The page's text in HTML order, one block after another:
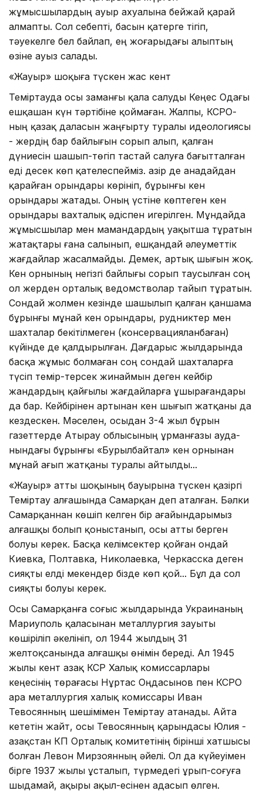
жұмысшылардың ауыр ахуалына бейжай қарай
алмапты. Сол себепті, басын қатерге тігіп,
тәуекелге бел байлап, ең жоғарыдағы алыптың
өзіне ауыз салады.
«Жауыр» шоқыға түскен жас кент
Теміртауда осы заманғы қала салуды Кеңес Одағы
ешқашан күн тәртібіне қоймаған. Жалпы, КСРО-
ның қазақ даласын жаң­ғыр­ту туралы идеологиясы
- жер­дің бар байлығын сорып алып, қалған
дүниесін шашып-төгіп тастай салуға бағытталған
еді десек көп қателеспейміз. Қа­зір де анадайдан
қарайған орын­дары көрініп, бұрынғы кен
орындары жатады. Оның үстіне көптеген кен
орындары вахталық әдіспен игерілген. Мұндайда
жұмысшылар мен мамандардың уақытша тұратын
жатақтары ғана салынып, ешқандай әлеуметтік
жағдайлар жасалмайды. Демек, артық шығын жоқ.
Кен орнының негізгі байлығы сорып таусылған соң
ол жерден орталық ведомстволар тайып тұратын.
Сон­дай жолмен кезінде шашылып­ қалған қаншама
бұрынғы мұ­най кен орындары, рудниктер­ мен
шахталар бекітілмеген (кон­сер­вацияланбаған)
күйінде де қал­ды­рылған. Дағдарыс жылдарын­да
басқа жұмыс болмаған соң сон­дай шахталарға
түсіп темір-терсек жинаймын деген кейбір
жандардың қайғылы жағдайларға ұшырағандары
да бар. Кейбірінен артынан кен шығып жатқаны да
кездескен. Мәселен, осыдан 3-4 жыл бұрын
газеттерде Аты­рау облысының Құрманғазы ауда­
нындағы бұрынғы «Бурылбай­тал» кен орнынан
мұнай ағып жатқаны туралы айтылды...
«Жауыр» атты шоқының бау­ырына түскен қазіргі
Теміртау алғашында Самарқан деп аталған. Бәлки
Самарқаннан көшіп келген бір ағайындарымыз
алғашқы болып қоныстанып, осы атты берген
болуы керек. Басқа келімсектер қойған ондай
Киевка, Полтавка, Николаевка, Черкасска деген
сияқ­ты елді мекендер бізде көп қой... Бұл да сол
сияқты болуы керек.
Осы Самарқанға соғыс жылдарында Украинаның
Мариуполь қаласынан металлургия зауыты
көшіріліп әкелініп, ол 1944 жыл­дың 31
желтоқсанында алғашқы өні­мін береді. Ал 1945
жылы кент Қазақ КСР Халық комиссарлары
кеңесінің төрағасы Нұртас Оңдасынов пен КСРО
Қара металлургия халық комиссары Иван
Тевосянның шешімімен Темір­тау атанады. Айта
кететін жайт, осы Тевосянның қарындасы Юлия -
Қазақстан КП Орталық ко­митетінің бірінші хатшысы
болған Левон Мирзоянның әйелі. Ол да күйеуімен
бірге 1937 жылы ұсталып, түрмедегі ұрып-соғуға
шы­дамай, ақыры ақыл-есінен адасып өлген.